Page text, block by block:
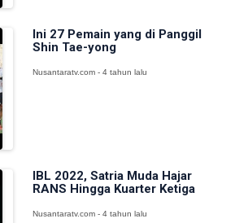
Ini 27 Pemain yang di Panggil
Shin Tae-yong
Nusantaratv.com - 4 tahun lalu
IBL 2022, Satria Muda Hajar
RANS Hingga Kuarter Ketiga
Nusantaratv.com - 4 tahun lalu